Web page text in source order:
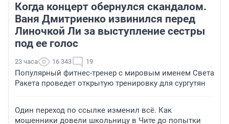
Когда концерт обернулся скандалом.
Ваня Дмитриенко извинился перед
Линочкой Ли за выступление сестры
под ее голос
23 часа 16 343 19
Популярный фитнес-тренер с мировым именем Света
Ракета проведет открытую тренировку для сургутян
Один переход по ссылке изменил всё. Как
мошенники довели школьницу в Чите до попытки